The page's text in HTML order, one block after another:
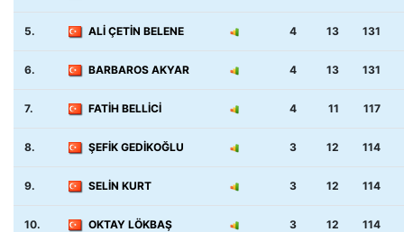
5. ALİ ÇETİN BELENE 4 13 131
6. BARBAROS AKYAR 4 13 131
7. FATİH BELLİCİ 4 11 117
8. ŞEFİK GEDİKOĞLU 3 12 114
9. SELİN KURT 3 12 114
10. OKTAY LÖKBAŞ 3 12 114